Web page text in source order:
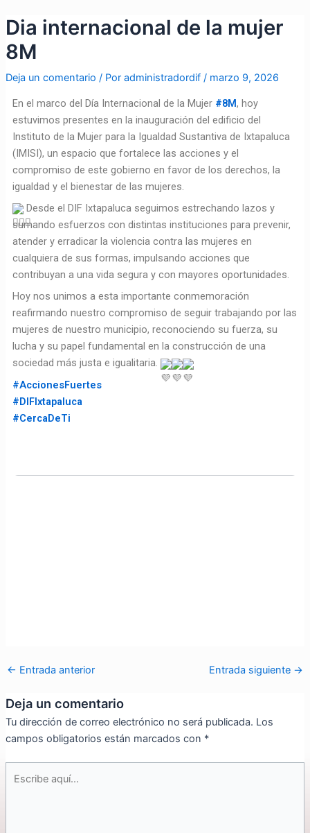
contenido
Dia internacional de la mujer
8M
Deja un comentario / Por administradordif / marzo 9, 2026
En el marco del Día Internacional de la Mujer #8M, hoy
estuvimos presentes en la inauguración del edificio del
Instituto de la Mujer para la Igualdad Sustantiva de Ixtapaluca
(IMISI), un espacio que fortalece las acciones y el
compromiso de este gobierno en favor de los derechos, la
igualdad y el bienestar de las mujeres.
Desde el DIF Ixtapaluca seguimos estrechando lazos y
sumando esfuerzos con distintas instituciones para prevenir,
atender y erradicar la violencia contra las mujeres en
cualquiera de sus formas, impulsando acciones que
contribuyan a una vida segura y con mayores oportunidades.
Hoy nos unimos a esta importante conmemoración
reafirmando nuestro compromiso de seguir trabajando por las
mujeres de nuestro municipio, reconociendo su fuerza, su
lucha y su papel fundamental en la construcción de una
sociedad más justa e igualitaria.
#AccionesFuertes
#DIFIxtapaluca
#CercaDeTi
de
entradas
← Entrada anterior Entrada siguiente →
Deja un comentario
Tu dirección de correo electrónico no será publicada. Los
campos obligatorios están marcados con *